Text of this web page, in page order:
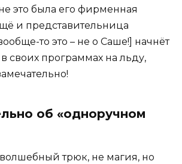
это была его фирменная
и представительница
то это – не о Саше!] начнёт
своих программах на льду,
об «одноручном
волшебный трюк, не магия, но